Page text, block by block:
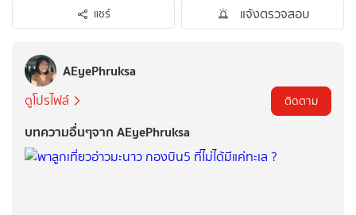
แชร์ แจ้งตรวจสอบ
AEyePhruksa
ดูโปรไฟล์ ติดตาม
บทความอื่นๆจาก AEyePhruksa